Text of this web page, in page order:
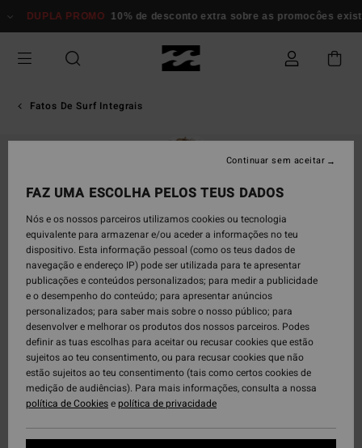
para
informação
DUPLA PROMO 10% de desconto extra sobre as promocôes
Fatos De Surf Integrais
FAZ UMA ESCOLHA PELOS TEUS DADOS
Nós e os nossos parceiros utilizamos cookies ou tecnologia
equivalente para armazenar e/ou aceder a informações no teu
dispositivo. Esta informação pessoal (como os teus dados de
navegação e endereço IP) pode ser utilizada para te apresentar
publicações e conteúdos personalizados; para medir a publicidade
e o desempenho do conteúdo; para apresentar anúncios
personalizados; para saber mais sobre o nosso público; para
desenvolver e melhorar os produtos dos nossos parceiros. Podes
definir as tuas escolhas para aceitar ou recusar cookies que estão
sujeitos ao teu consentimento, ou para recusar cookies que não
estão sujeitos ao teu consentimento (tais como certos cookies de
medição de audiências). Para mais informações, consulta a nossa
política de Cookiesepolítica de privacidade
Continuar sem aceitar